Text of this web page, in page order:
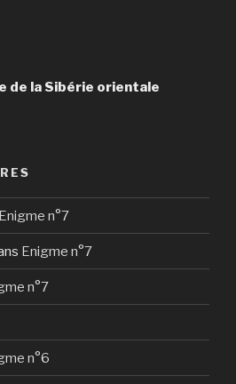
de la Sibérie orientale
Enigme n°7
Enigme n°7
n°7
n°6